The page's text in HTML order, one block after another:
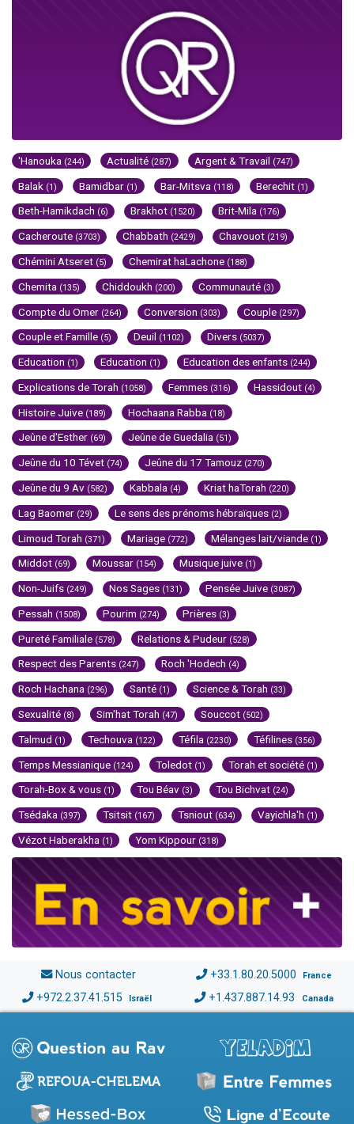
'Hanouka (244) Actualité (287) Argent & Travail (747)
Balak (1) Bamidbar (1) Bar-Mitsva (118) Berechit (1)
Beth-Hamikdach (6) Brakhot (1520) Brit-Mila (176)
Cacheroute (3703) Chabbath (2429) Chavouot (219)
Chémini Atseret (5) Chemirat haLachone (188)
Chemita (135) Chiddoukh (200) Communauté (3)
Compte du Omer (264) Conversion (303) Couple (297)
Couple et Famille (5) Deuil (1102) Divers (5037)
Education (1) Education (1) Education des enfants (244)
Explications de Torah (1058) Femmes (316) Hassidout (4)
Histoire Juive (189) Hochaana Rabba (18)
Jeûne d'Esther (69) Jeûne de Guedalia (51)
Jeûne du 10 Tévet (74) Jeûne du 17 Tamouz (270)
Jeûne du 9 Av (582) Kabbala (4) Kriat haTorah (220)
Lag Baomer (29) Le sens des prénoms hébraïques (2)
Limoud Torah (371) Mariage (772) Mélanges lait/viande (1)
Middot (69) Moussar (154) Musique juive (1)
Non-Juifs (249) Nos Sages (131) Pensée Juive (3087)
Pessah (1508) Pourim (274) Prières (3)
Pureté Familiale (578) Relations & Pudeur (528)
Respect des Parents (247) Roch 'Hodech (4)
Roch Hachana (296) Santé (1) Science & Torah (33)
Sexualité (8) Sim'hat Torah (47) Souccot (502)
Talmud (1) Techouva (122) Téfila (2230) Téfilines (356)
Temps Messianique (124) Toledot (1) Torah et société (1)
Torah-Box & vous (1) Tou Béav (3) Tou Bichvat (24)
Tsédaka (397) Tsitsit (167) Tsniout (634) Vayichla'h (1)
Vézot Haberakha (1) Yom Kippour (318)
Nous contacter +33.1.80.20.5000 France
+972.2.37.41.515 Israël +1.437.887.14.93 Canada